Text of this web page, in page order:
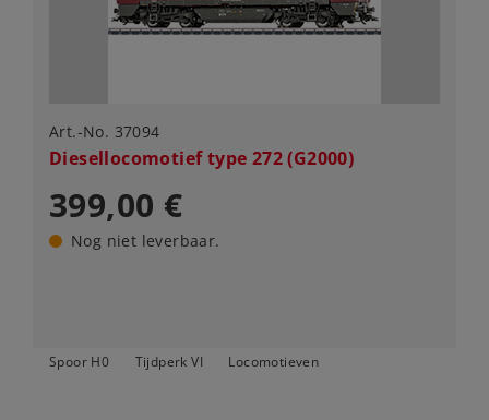
Art.-No. 37094
Diesellocomotief type 272 (G2000)
399,00 €
Nog niet leverbaar.
Spoor H0 Tijdperk VI Locomotieven